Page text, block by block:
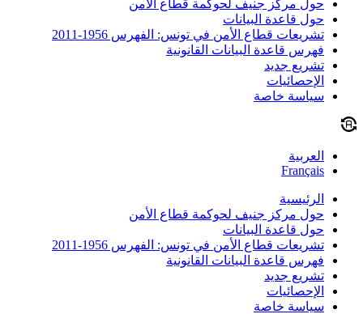
حول مركز جنيف لحوكمة قطاع الأمن
حول قاعدة البيانات
تشريعات قطاع الأمن في تونس: الفهرس 1956-2011
فهرس قاعدة البيانات القانونية
تشريع جديد
الإحصائيات
سياسة خاصة
العربية
Français
الرئيسية
حول مركز جنيف لحوكمة قطاع الأمن
حول قاعدة البيانات
تشريعات قطاع الأمن في تونس: الفهرس 1956-2011
فهرس قاعدة البيانات القانونية
تشريع جديد
الإحصائيات
سياسة خاصة